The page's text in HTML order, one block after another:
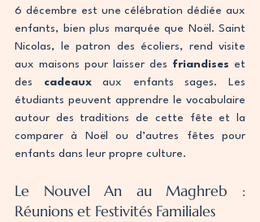
6 décembre est une célébration dédiée aux
enfants, bien plus marquée que Noël. Saint
Nicolas, le patron des écoliers, rend visite
aux maisons pour laisser des friandises et
des cadeaux aux enfants sages. Les
étudiants peuvent apprendre le vocabulaire
autour des traditions de cette fête et la
comparer à Noël ou d’autres fêtes pour
enfants dans leur propre culture.
Le Nouvel An au Maghreb :
Réunions et Festivités Familiales